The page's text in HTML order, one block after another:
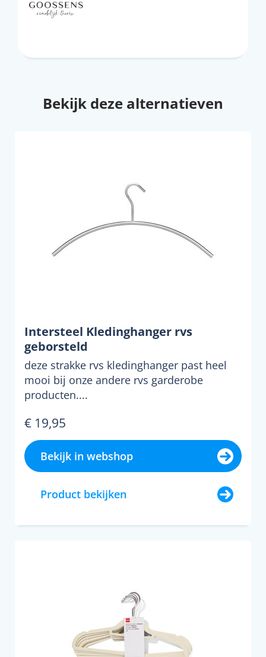
Bekijk deze alternatieven
Intersteel Kledinghanger rvs
geborsteld
deze strakke rvs kledinghanger past heel
mooi bij onze andere rvs garderobe
producten....
€ 19,95
Bekijk in webshop
Product bekijken